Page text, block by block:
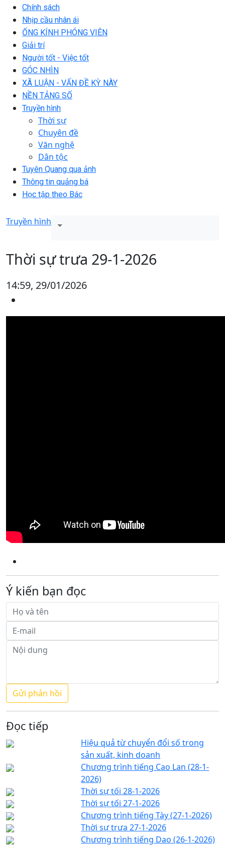
Chính sách
Nhịp cầu nhân ái
ỐNG KÍNH PHÓNG VIÊN
Giải trí
Người tốt - Việc tốt
GÓC NHÌN
XÃ LUẬN - VẤN ĐỀ KỲ NÀY
NỀN TẢNG SỐ
Truyền hình
Thời sự
Chuyên đề
Văn nghệ
Dân tộc
Tuyên Quang qua ảnh
Thông tin quảng bá
Học tập theo Bác
Truyền hình
Thời sự trưa 29-1-2026
14:59, 29/01/2026
Ý kiến bạn đọc
Đọc tiếp
Hiệu quả từ chuyển đổi số trong
sản xuất, kinh doanh
Chương trình tiếng Cao Lan (28-1-
2026)
Thời sự tối 28-1-2026
Thời sự tối 27-1-2026
Chương trình tiếng Tày (27-1-2026)
Thời sự trưa 27-1-2026
Chương trình tiếng Dao (26-1-2026)